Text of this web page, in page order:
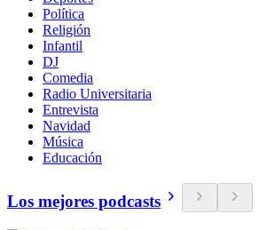
Política
Religión
Infantil
DJ
Comedia
Radio Universitaria
Entrevista
Navidad
Música
Educación
Los mejores podcasts